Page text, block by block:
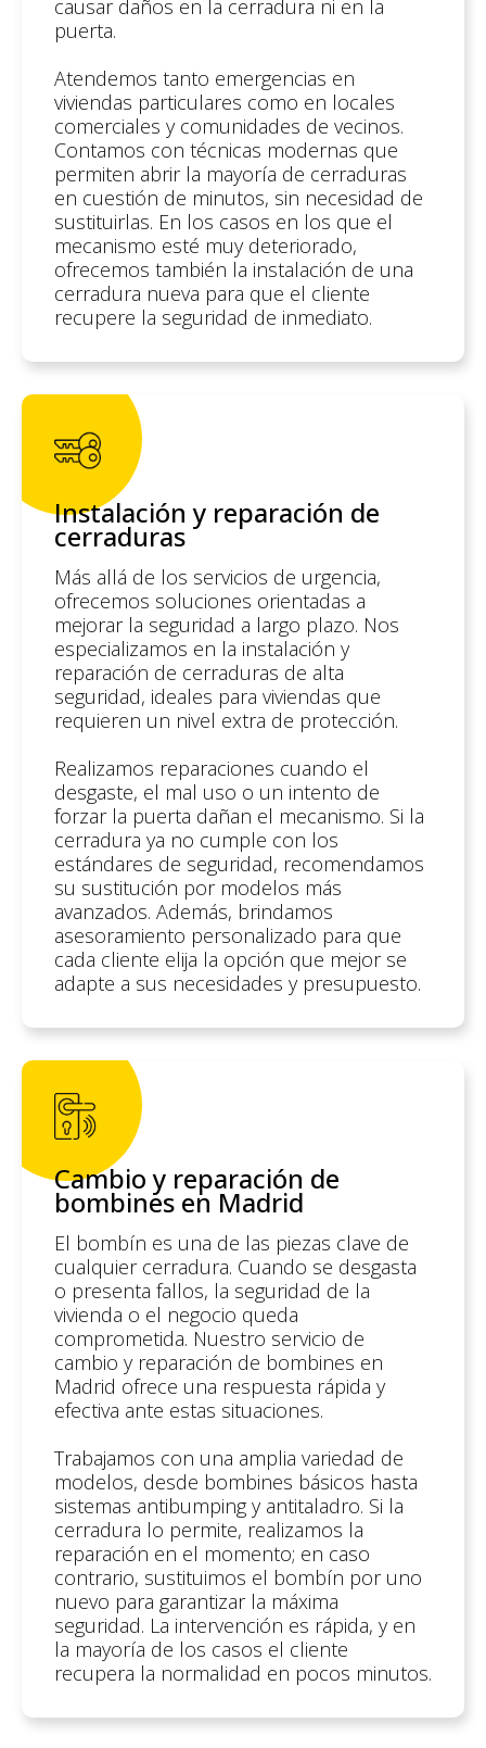
causar daños en la cerradura ni en la
puerta.
Atendemos tanto emergencias en
viviendas particulares como en locales
comerciales y comunidades de vecinos.
Contamos con técnicas modernas que
permiten abrir la mayoría de cerraduras
en cuestión de minutos, sin necesidad de
sustituirlas. En los casos en los que el
mecanismo esté muy deteriorado,
ofrecemos también la instalación de una
cerradura nueva para que el cliente
recupere la seguridad de inmediato.
Instalación y reparación de
cerraduras
Más allá de los servicios de urgencia,
ofrecemos soluciones orientadas a
mejorar la seguridad a largo plazo. Nos
especializamos en la instalación y
reparación de cerraduras de alta
seguridad, ideales para viviendas que
requieren un nivel extra de protección.
Realizamos reparaciones cuando el
desgaste, el mal uso o un intento de
forzar la puerta dañan el mecanismo. Si la
cerradura ya no cumple con los
estándares de seguridad, recomendamos
su sustitución por modelos más
avanzados. Además, brindamos
asesoramiento personalizado para que
cada cliente elija la opción que mejor se
adapte a sus necesidades y presupuesto.
Cambio y reparación de
bombines en Madrid
El bombín es una de las piezas clave de
cualquier cerradura. Cuando se desgasta
o presenta fallos, la seguridad de la
vivienda o el negocio queda
comprometida. Nuestro servicio de
cambio y reparación de bombines en
Madrid ofrece una respuesta rápida y
efectiva ante estas situaciones.
Trabajamos con una amplia variedad de
modelos, desde bombines básicos hasta
sistemas antibumping y antitaladro. Si la
cerradura lo permite, realizamos la
reparación en el momento; en caso
contrario, sustituimos el bombín por uno
nuevo para garantizar la máxima
seguridad. La intervención es rápida, y en
la mayoría de los casos el cliente
recupera la normalidad en pocos minutos.